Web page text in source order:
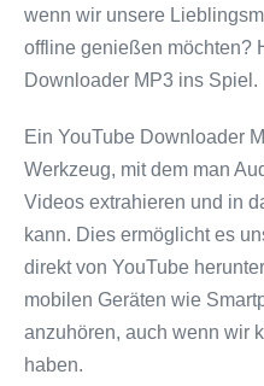
wenn wir unsere
offline genießen möchten?
Downloader MP3 ins Spiel.
Ein YouTube Downloader
Werkzeug, mit dem man
Videos extrahieren und in
kann. Dies ermöglicht es
direkt von YouTube
mobilen Geräten wie
anzuhören, auch wenn wir
haben.